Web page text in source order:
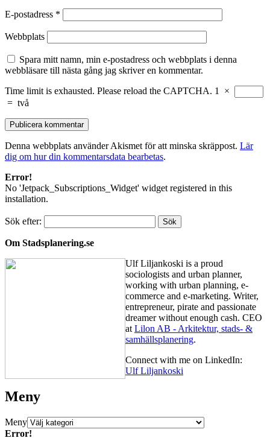
E-postadress *
Webbplats
Spara mitt namn, min e-postadress och webbplats i denna
webbläsare till nästa gång jag skriver en kommentar.
Time limit is exhausted. Please reload the CAPTCHA. 1
×
= två
Denna webbplats använder Akismet för att minska skräppost. Lär
dig om hur din kommentarsdata bearbetas.
Error!
No 'Jetpack_Subscriptions_Widget' widget registered in this
installation.
Sök efter:
Om Stadsplanering.se
Ulf Liljankoski is a proud
sociologists and urban planner,
working with urban planning, e-
commerce and e-marketing. Writer,
entrepreneur, pirate and passionate
dreamer without enough cash. CEO
at Lilon AB - Arkitektur, stads- &
samhällsplanering.
Connect with me on LinkedIn:
Ulf Liljankoski
Meny
Meny
Error!